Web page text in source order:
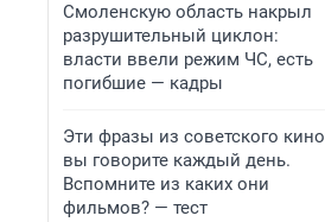
Смоленскую область накрыл
разрушительный циклон:
власти ввели режим ЧС, есть
погибшие — кадры
Эти фразы из советского кино
вы говорите каждый день.
Вспомните из каких они
фильмов? — тест